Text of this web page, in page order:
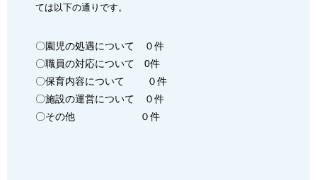
ては以下の通りです。
〇園児の処遇について ０件
〇職員の対応について 0件
〇保育内容について ０件
〇施設の運営について ０件
〇その他 ０件